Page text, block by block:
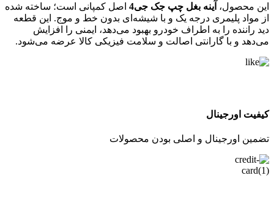
این محصول، آینه بغل چپ جک جی4
اصل کمپانی است؛ ساخته شده
از مواد پلیمری درجه یک و با شیشه‌ای بدون خط و موج. این قطعه
دید راننده را به اطراف خودرو بهبود می‌دهد، ایمنی را افزایش
می‌دهد و با گارانتی اصالت و سلامت فیزیکی کالا عرضه می‌شود.
کیفیت اورجینال
تضمین اورجینال و اصلی بودن محصولات